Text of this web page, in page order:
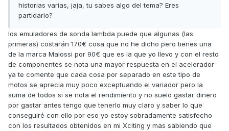
historias varias, jaja, tu sabes algo del tema? Eres
partidario?
los emuladores de sonda lambda puede que algunas (las
primeras) costarán 170€ cosa que no he dicho pero tienes una
de la marca Malossi por 90€ que es la que yo llevo y con el resto
de componentes se nota una mayor respuesta en el acelerador
ya te comente que cada cosa por separado en este tipo de
motos se aprecia muy poco exceptuando el variador pero la
suma de todos si se nota el rendimiento y no suelo gastar dinero
por gastar antes tengo que tenerlo muy claro y saber lo que
conseguiré con ello por eso yo estoy sobradamente satisfecho
con los resultados obtenidos en mi Xciting y mas sabiendo que